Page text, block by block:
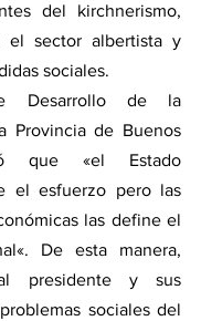
del kirchnerismo,
el sector albertista y
sociales.
Desarrollo de la
Provincia de Buenos
que «el Estado
el esfuerzo pero las
las define el
De esta manera,
al presidente y sus
sociales del